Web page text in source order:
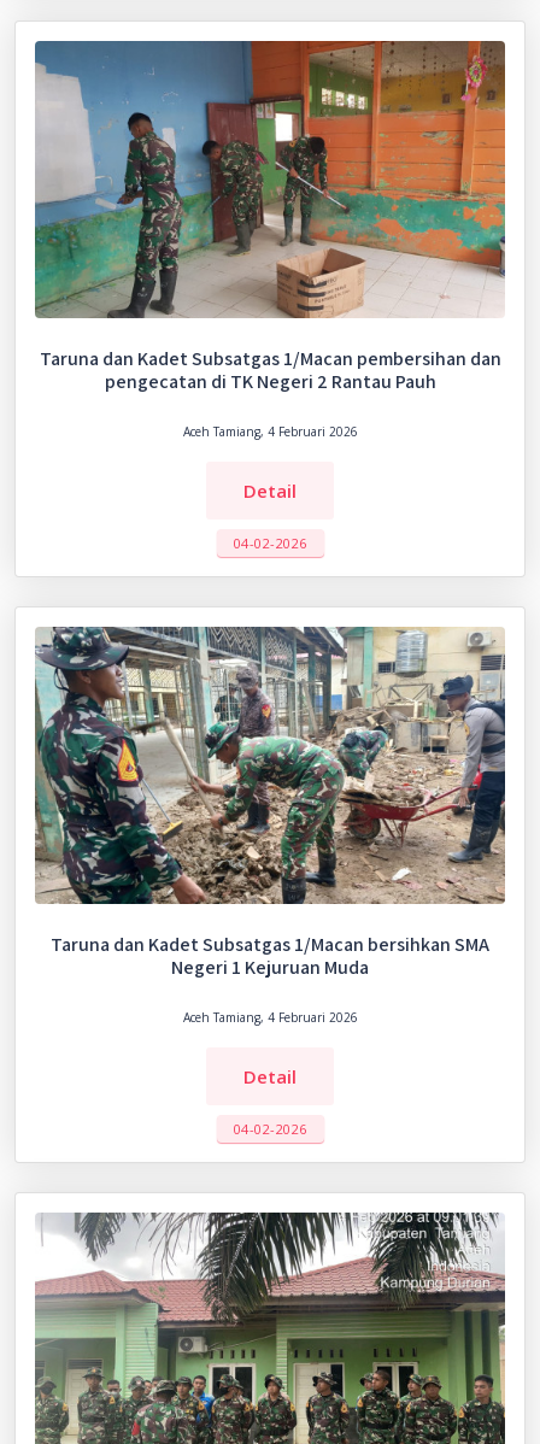
Taruna dan Kadet Subsatgas 1/Macan pembersihan dan
pengecatan di TK Negeri 2 Rantau Pauh
Aceh Tamiang, 4 Februari 2026
Detail
04-02-2026
Taruna dan Kadet Subsatgas 1/Macan bersihkan SMA
Negeri 1 Kejuruan Muda
Aceh Tamiang, 4 Februari 2026
Detail
04-02-2026